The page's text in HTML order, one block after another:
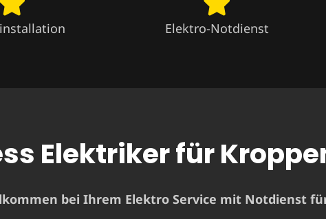
Elektro-Notdienst
Elektriker für
bei Ihrem Elektro Service mit Notdienst